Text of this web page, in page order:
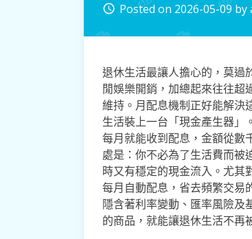
access_time Posted on 2026-05-09 by
退休生活最讓人擔心的，莫過
閒娛樂開銷，加總起來往往超
維持。月配息機制正好能解決
生活裝上一台「現金產生器」
每月就能收到配息，金額從數
處是：你不必為了生活費而被
時又有穩定的現金流入。尤其
每月自動配息，省去頻繁交易
隱含著利率變動、匯率風險及
的商品，就能讓退休生活不再